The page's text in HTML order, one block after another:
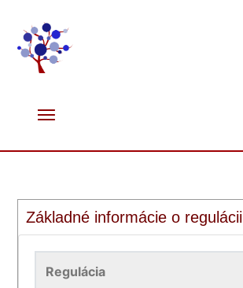
Základné informácie o regulácii
Regulácia